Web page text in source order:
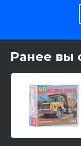
Ранее вы